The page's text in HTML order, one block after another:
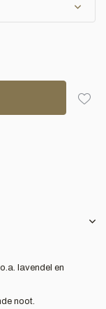
lavendel en
noot.